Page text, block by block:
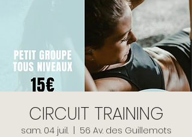
CIRCUIT TRAINING
sam. 04 juil.
  |
56 Av. des Guillemots